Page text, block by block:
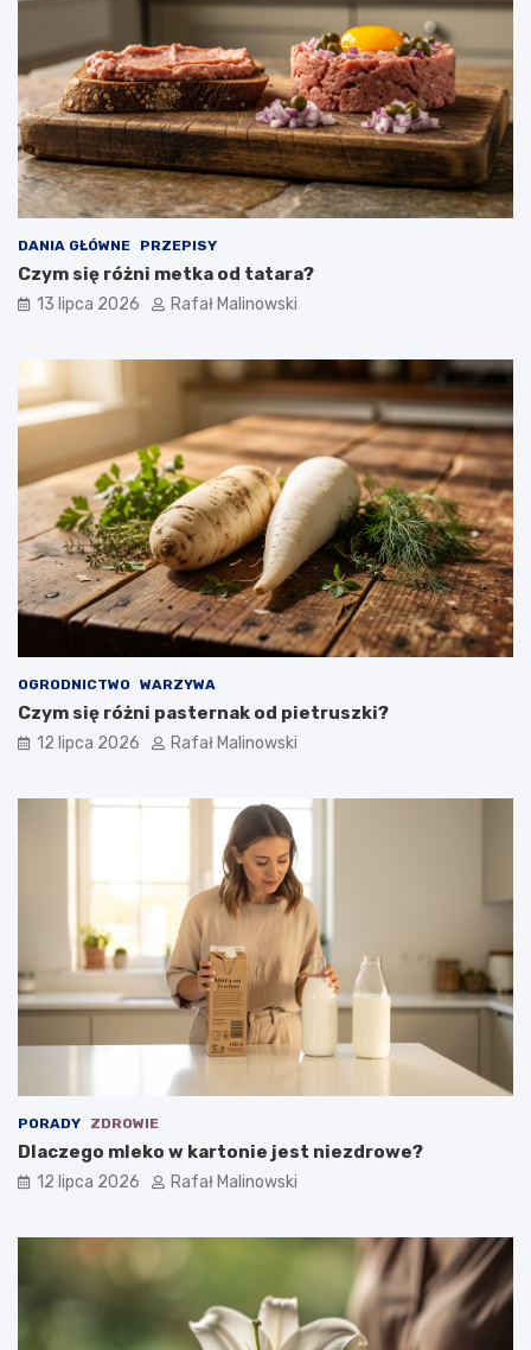
DANIA GŁÓWNE PRZEPISY
Czym się różni metka od tatara?
13 lipca 2026 Rafał Malinowski
OGRODNICTWO WARZYWA
Czym się różni pasternak od pietruszki?
12 lipca 2026 Rafał Malinowski
PORADY ZDROWIE
Dlaczego mleko w kartonie jest niezdrowe?
12 lipca 2026 Rafał Malinowski